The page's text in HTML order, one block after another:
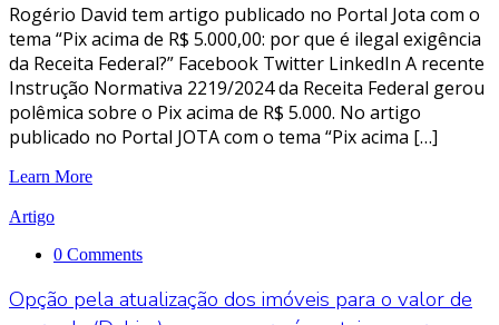
Rogério David tem artigo publicado no Portal Jota com o
tema “Pix acima de R$ 5.000,00: por que é ilegal exigência
da Receita Federal?” Facebook Twitter LinkedIn A recente
Instrução Normativa 2219/2024 da Receita Federal gerou
polêmica sobre o Pix acima de R$ 5.000. No artigo
publicado no Portal JOTA com o tema “Pix acima […]
Learn More
Artigo
0 Comments
Opção pela atualização dos imóveis para o valor de